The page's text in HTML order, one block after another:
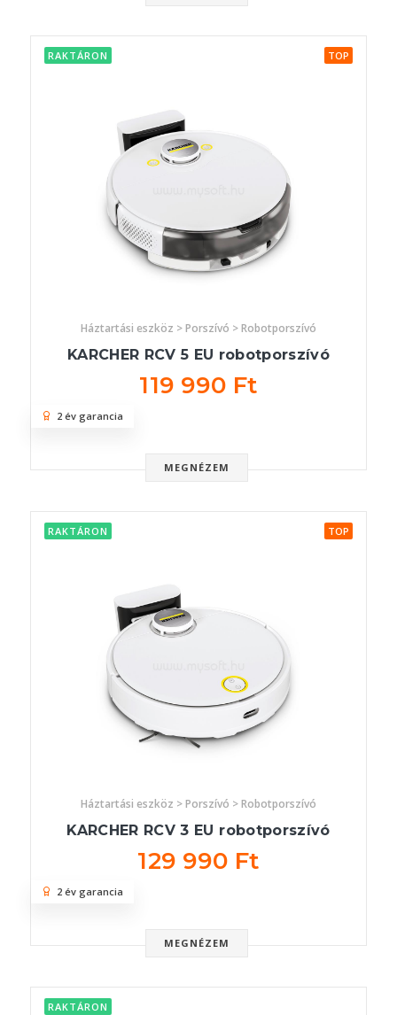
RAKTÁRON TOP
Háztartási eszköz > Porszívó > Robotporszívó
KARCHER RCV 5 EU robotporszívó
119 990 Ft
MEGNÉZEM
2 év garancia
RAKTÁRON TOP
Háztartási eszköz > Porszívó > Robotporszívó
KARCHER RCV 3 EU robotporszívó
129 990 Ft
MEGNÉZEM
2 év garancia
RAKTÁRON